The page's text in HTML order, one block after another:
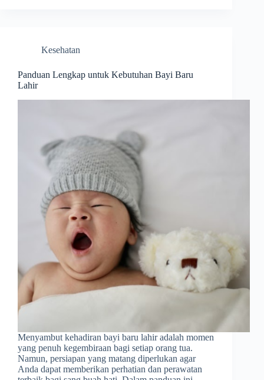
Kesehatan
Panduan Lengkap untuk Kebutuhan Bayi Baru
Lahir
Menyambut kehadiran bayi baru lahir adalah momen
yang penuh kegembiraan bagi setiap orang tua.
Namun, persiapan yang matang diperlukan agar
Anda dapat memberikan perhatian dan perawatan